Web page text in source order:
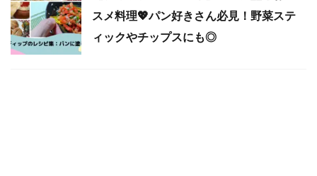
スメ料理💖パン好きさん必見！野菜ステ
ィックやチップスにも◎